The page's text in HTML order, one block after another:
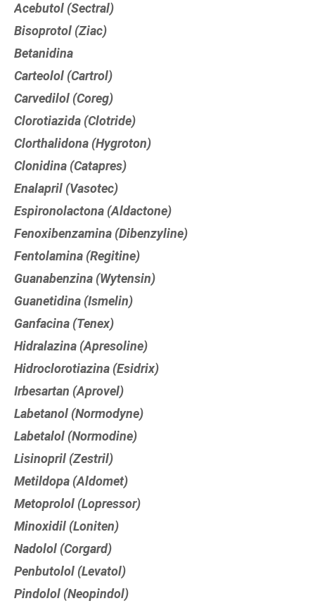
Acebutol (Sectral)
Bisoprotol (Ziac)
Betanidina
Carteolol (Cartrol)
Carvedilol (Coreg)
Clorotiazida (Clotride)
Clorthalidona (Hygroton)
Clonidina (Catapres)
Enalapril (Vasotec)
Espironolactona (Aldactone)
Fenoxibenzamina (Dibenzyline)
Fentolamina (Regitine)
Guanabenzina (Wytensin)
Guanetidina (Ismelin)
Ganfacina (Tenex)
Hidralazina (Apresoline)
Hidroclorotiazina (Esidrix)
Irbesartan (Aprovel)
Labetanol (Normodyne)
Labetalol (Normodine)
Lisinopril (Zestril)
Metildopa (Aldomet)
Metoprolol (Lopressor)
Minoxidil (Loniten)
Nadolol (Corgard)
Penbutolol (Levatol)
Pindolol (Neopindol)